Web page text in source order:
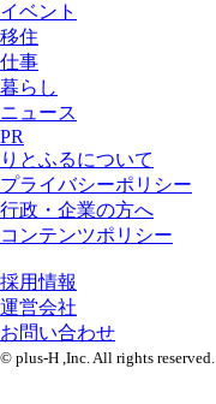
イベント
移住
仕事
暮らし
ニュース
PR
りとふるについて
プライバシーポリシー
行政・企業の方へ
コンテンツポリシー
採用情報
運営会社
お問い合わせ
© plus-H ,Inc. All rights reserved.